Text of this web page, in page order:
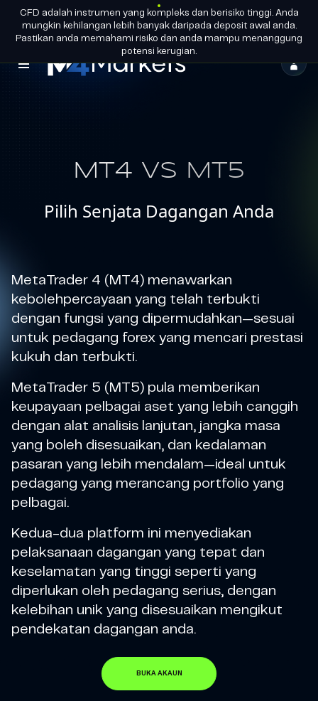
LESEN KUMPULAN
MS
MENJADI
RAKAN
KONGSI
CFD adalah instrumen yang kompleks dan berisiko tinggi. Anda
mungkin kehilangan lebih banyak daripada deposit awal anda.
Pastikan anda memahami risiko dan anda mampu menanggung
potensi kerugian.
M4Markets
Regulated
Broker
MT4 VS MT5
Pilih Senjata Dagangan Anda
MetaTrader 4 (MT4) menawarkan
kebolehpercayaan yang telah terbukti
dengan fungsi yang dipermudahkan—sesuai
untuk pedagang forex yang mencari prestasi
kukuh dan terbukti.
MetaTrader 5 (MT5) pula memberikan
keupayaan pelbagai aset yang lebih canggih
dengan alat analisis lanjutan, jangka masa
yang boleh disesuaikan, dan kedalaman
pasaran yang lebih mendalam—ideal untuk
pedagang yang merancang portfolio yang
pelbagai.
Kedua-dua platform ini menyediakan
pelaksanaan dagangan yang tepat dan
keselamatan yang tinggi seperti yang
diperlukan oleh pedagang serius, dengan
kelebihan unik yang disesuaikan mengikut
pendekatan dagangan anda.
BUKA AKAUN